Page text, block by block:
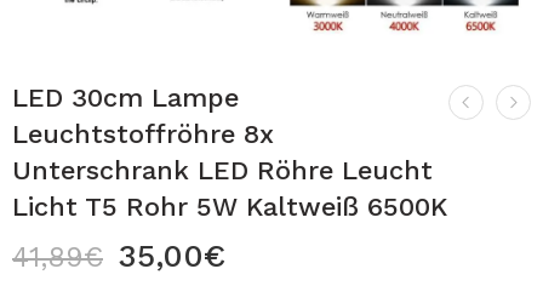
LED 30cm Lampe
Leuchtstoffröhre 8x
Unterschrank LED Röhre Leucht
Licht T5 Rohr 5W Kaltweiß 6500K
41,89€ 35,00€